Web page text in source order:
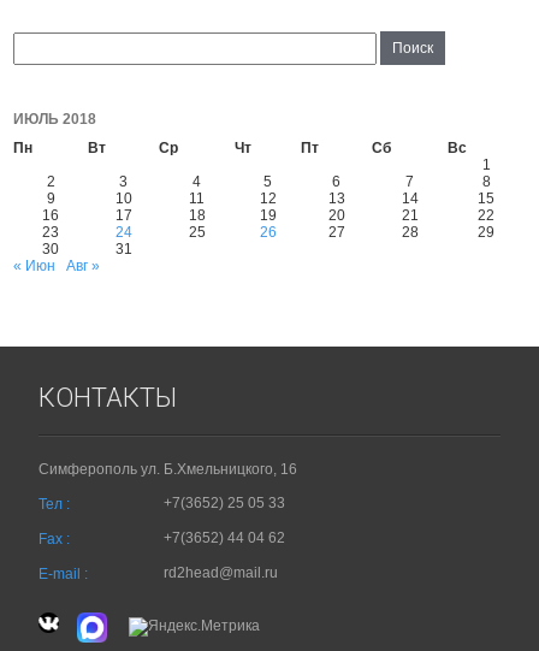
ИЮЛЬ 2018
Пн
Вт Ср Чт Пт Сб
Вс
1
2
3 4 5 6 7
8
9
10 11 12 13 14
15
16
17 18 19 20 21
22
23
24 25 26 27 28
29
30
31
« Июн
Авг »
КОНТАКТЫ
Симферополь ул. Б.Хмельницкого, 16
Тел : +7(3652) 25 05 33
Fax : +7(3652) 44 04 62
E-mail : rd2head@mail.ru